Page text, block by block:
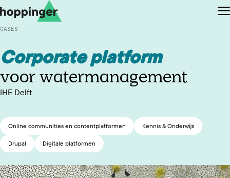
Ga naar de content
Ga naar de footer
CASES
Corporate platform
voor watermanagement
IHE Delft
Online communities en contentplatformen Kennis & Onderwijs
Drupal Digitale platformen